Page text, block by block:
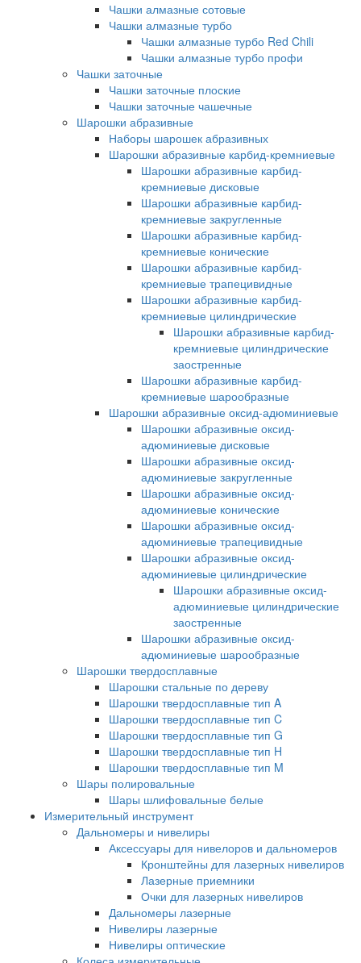
Чашки алмазные сотовые
Чашки алмазные турбо
Чашки алмазные турбо Red Chili
Чашки алмазные турбо профи
Чашки заточные
Чашки заточные плоские
Чашки заточные чашечные
Шарошки абразивные
Наборы шарошек абразивных
Шарошки абразивные карбид-кремниевые
Шарошки абразивные карбид-
кремниевые дисковые
Шарошки абразивные карбид-
кремниевые закругленные
Шарошки абразивные карбид-
кремниевые конические
Шарошки абразивные карбид-
кремниевые трапецивидные
Шарошки абразивные карбид-
кремниевые цилиндрические
Шарошки абразивные карбид-
кремниевые цилиндрические
заостренные
Шарошки абразивные карбид-
кремниевые шарообразные
Шарошки абразивные оксид-адюминиевые
Шарошки абразивные оксид-
адюминиевые дисковые
Шарошки абразивные оксид-
адюминиевые закругленные
Шарошки абразивные оксид-
адюминиевые конические
Шарошки абразивные оксид-
адюминиевые трапецивидные
Шарошки абразивные оксид-
адюминиевые цилиндрические
Шарошки абразивные оксид-
адюминиевые цилиндрические
заостренные
Шарошки абразивные оксид-
адюминиевые шарообразные
Шарошки твердосплавные
Шарошки стальные по дереву
Шарошки твердосплавные тип A
Шарошки твердосплавные тип C
Шарошки твердосплавные тип G
Шарошки твердосплавные тип H
Шарошки твердосплавные тип M
Шары полировальные
Шары шлифовальные белые
Измерительный инструмент
Дальномеры и нивелиры
Аксессуары для нивелоров и дальномеров
Кронштейны для лазерных нивелиров
Лазерные приемники
Очки для лазерных нивелиров
Дальномеры лазерные
Нивелиры лазерные
Нивелиры оптические